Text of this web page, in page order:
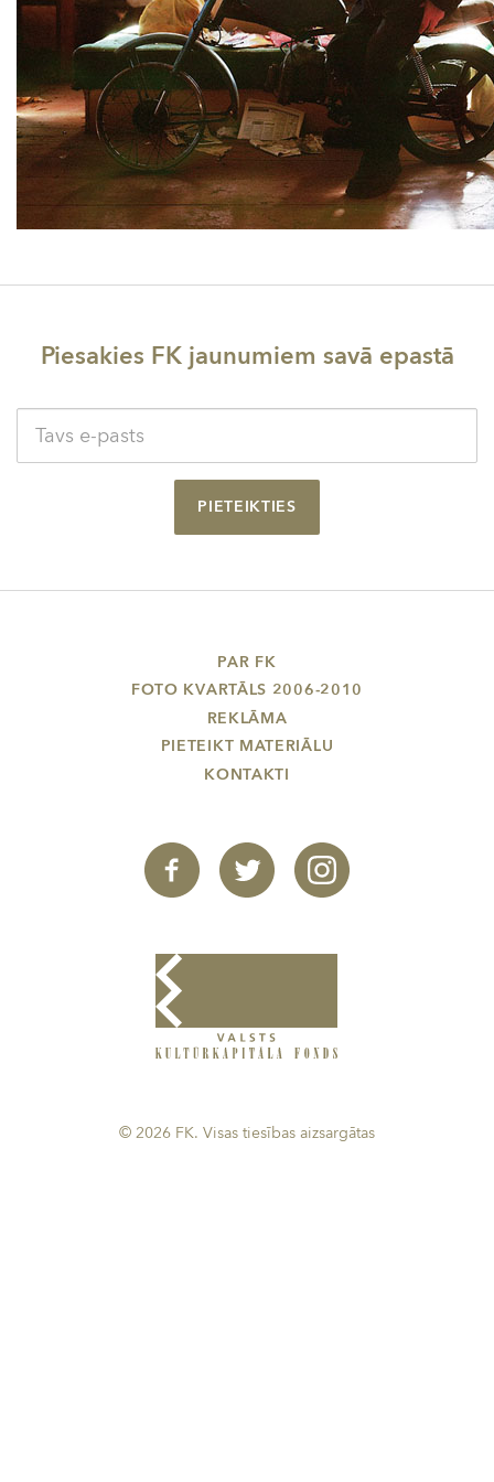
Piesakies FK jaunumiem savā epastā
PIETEIKTIES
PAR FK
FOTO KVARTĀLS 2006-2010
REKLĀMA
PIETEIKT MATERIĀLU
KONTAKTI
© 2026 FK. Visas tiesības aizsargātas